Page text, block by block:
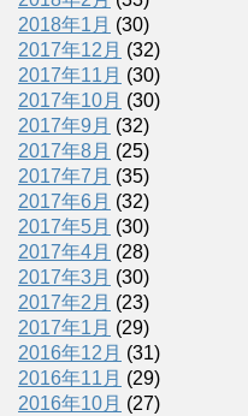
2018年1月 (30)
2017年12月 (32)
2017年11月 (30)
2017年10月 (30)
2017年9月 (32)
2017年8月 (25)
2017年7月 (35)
2017年6月 (32)
2017年5月 (30)
2017年4月 (28)
2017年3月 (30)
2017年2月 (23)
2017年1月 (29)
2016年12月 (31)
2016年11月 (29)
2016年10月 (27)